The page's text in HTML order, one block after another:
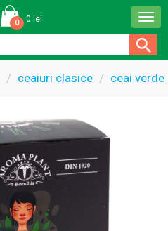
0 0 lei
ceaiuri clasice ceai verde